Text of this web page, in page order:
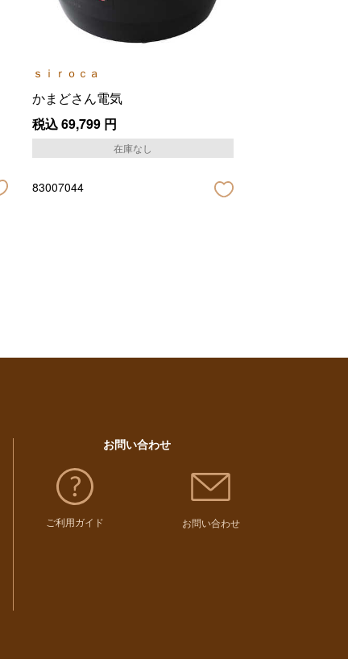
ｓｉｒｏｃａ
かまどさん電気
税込69,799 円
在庫なし
83007044
お問い合わせ
ご利用ガイド お問い合わせ